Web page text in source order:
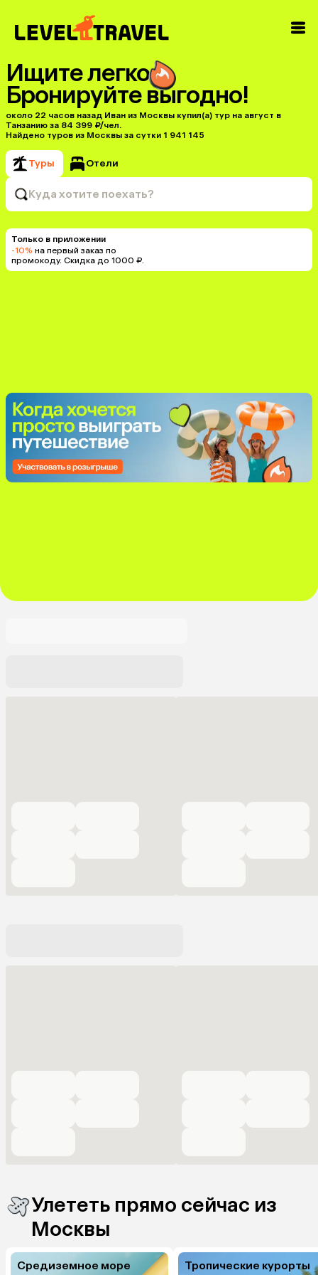
Ищите легко
Бронируйте выгодно!
около 22 часов назад Иван из Москвы купил(a) тур на август в
Танзанию за 84 399 ₽/чел.
Найдено туров из Москвы за сутки 1 941 145
Туры Отели
Куда хотите поехать?
Только в приложении
-10% на первый заказ по
промокоду. Скидка до 1000 ₽.
Улететь прямо сейчас из
Москвы
Средиземное море Тропические курорты